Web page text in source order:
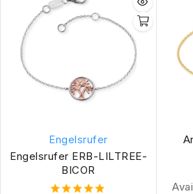
Engelsrufer
Engelsrufer ERB-LILTREE-
BICOR